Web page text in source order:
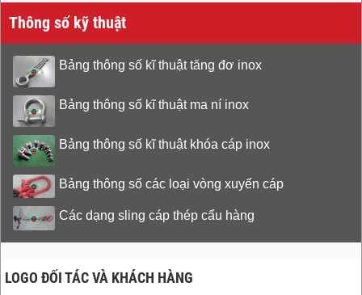
Thông số kỹ thuật
Bảng thông số kĩ thuật tăng đơ inox
Bảng thông số kĩ thuật ma ní inox
Bảng thông số kĩ thuật khóa cáp inox
Bảng thông số các loại vòng xuyến cáp
Các dạng sling cáp thép cẩu hàng
LOGO ĐỐI TÁC VÀ KHÁCH HÀNG